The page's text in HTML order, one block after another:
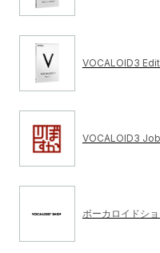
VOCALOID3
VOCALOID3
ボーカロイドシ